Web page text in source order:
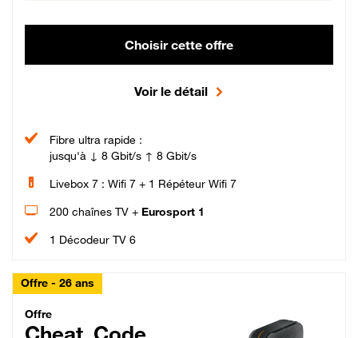
Choisir cette offre
Voir le détail
Fibre ultra rapide :
jusqu'à ↓ 8 Gbit/s ↑ 8 Gbit/s
Livebox 7 : Wifi 7 + 1 Répéteur Wifi 7
200 chaînes TV + Eurosport 1
1 Décodeur TV 6
Offre - 26 ans
Cheat_Code Fibre_18_26
Offre